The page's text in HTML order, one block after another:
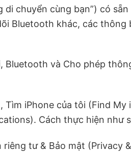
chuyển cùng bạn”) có
Bluetooth khác, các thông
Bluetooth và Cho phép
iPhone của tôi (Find My
Cách thực hiện như
tư & Bảo mật (Privacy